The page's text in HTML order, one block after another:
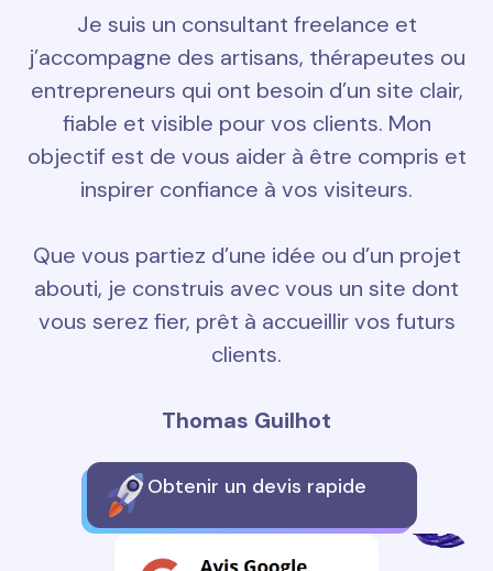
Je suis un consultant freelance et
j’accompagne des artisans, thérapeutes ou
entrepreneurs qui ont besoin d’un site clair,
fiable et visible pour vos clients. Mon
objectif est de vous aider à être compris et
inspirer confiance à vos visiteurs.
Que vous partiez d’une idée ou d’un projet
abouti, je construis avec vous un site dont
vous serez fier, prêt à accueillir vos futurs
clients.
Thomas Guilhot
Obtenir un devis rapide